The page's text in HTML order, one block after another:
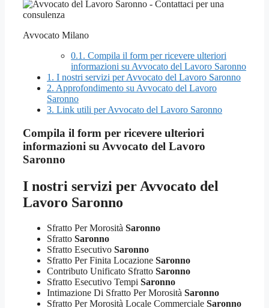
Avvocato Milano
0.1. Compila il form per ricevere ulteriori
informazioni su Avvocato del Lavoro Saronno
1. I nostri servizi per Avvocato del Lavoro Saronno
2. Approfondimento su Avvocato del Lavoro
Saronno
3. Link utili per Avvocato del Lavoro Saronno
Compila il form per ricevere ulteriori
informazioni su Avvocato del Lavoro
Saronno
I nostri servizi per Avvocato del
Lavoro Saronno
Sfratto Per Morosità Saronno
Sfratto Saronno
Sfratto Esecutivo Saronno
Sfratto Per Finita Locazione Saronno
Contributo Unificato Sfratto Saronno
Sfratto Esecutivo Tempi Saronno
Intimazione Di Sfratto Per Morosità Saronno
Sfratto Per Morosità Locale Commerciale Saronno